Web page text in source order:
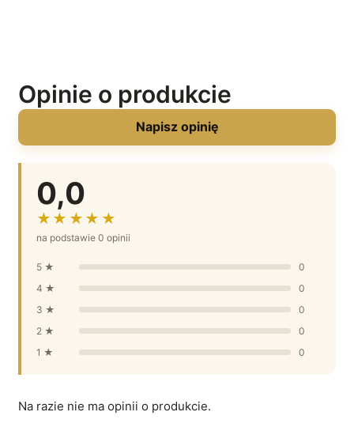
Opinie o produkcie
Napisz opinię
0,0
★★★★★
na podstawie 0 opinii
5 ★
0
4 ★
0
3 ★
0
2 ★
0
1 ★
0
Na razie nie ma opinii o produkcie.